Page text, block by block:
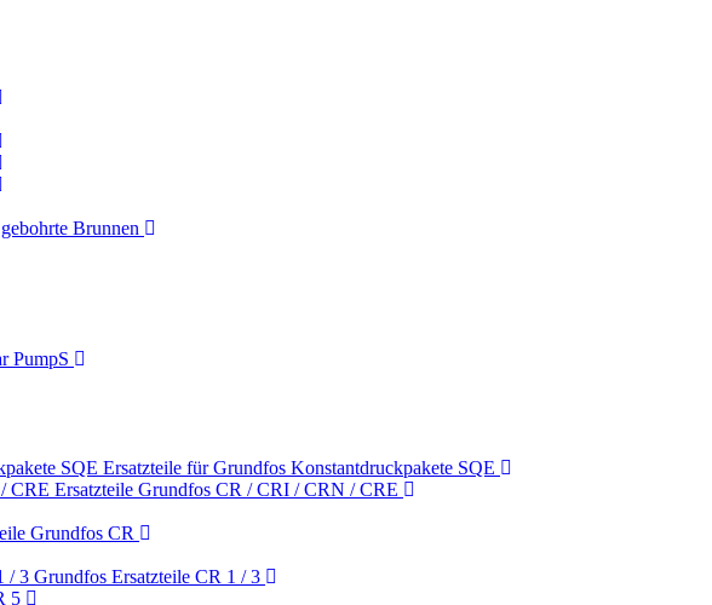
Brunnen
PumpS
Ersatzteile für Grundfos Konstantdruckpakete SQE
Ersatzteile Grundfos CR / CRI / CRN / CRE
Grundfos CR
Grundfos Ersatzteile CR 1 / 3
5